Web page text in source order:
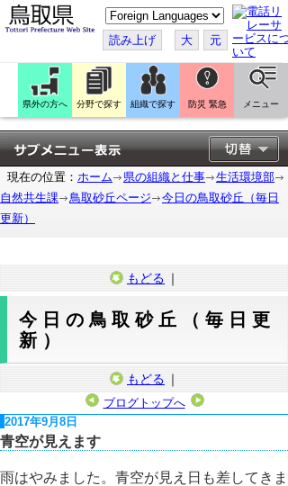
こ
の
ペ
ー
ジ
翻
訳
す
る
読み上げ 大 元
県外の方へ 分野で探す 組織で探す 防災 緊急 メニュー
現在の位置： ホーム 県の組織と仕事
生活環境部
自然共生課
鳥取砂丘ページ
今日の鳥取砂丘（毎日
更新）
もどる ｜
今日の鳥取砂丘（毎日更
新）
もどる ｜
ブログトップへ
2017年9月8日
青空が見えます
雨はやみました。青空が見え日も差してきま